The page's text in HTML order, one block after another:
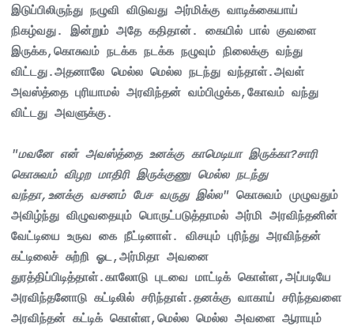
இடுப்பிலிருந்து நழுவி விடுவது அர்மிக்கு வாடிக்கையாய்
நிகழ்வது. இன்றும் அதே கதிதான். கையில் பால் குவளை
இருக்க,கொசுவம் நடக்க நடக்க நழுவும் நிலைக்கு வந்து
விட்டது.அதனாலே மெல்ல மெல்ல நடந்து வந்தாள்.அவள்
அவஸ்த்தை புரியாமல் அரவிந்தன் வம்பிழுக்க,கோவம் வந்து
விட்டது அவளுக்கு.
"மவனே என் அவஸ்த்தை உனக்கு காமெடியா இருக்கா?சாரி
கொசுவம் விழற மாதிரி இருக்குணு மெல்ல நடந்து
வந்தா,உனக்கு வசனம் பேச வருது இல்ல" கொசுவம் முழுவதும்
அவிழ்ந்து விழுவதையும் பொருட்படுத்தாமல் அர்மி அரவிந்தனின்
வேட்டியை உருவ கை நீட்டினாள். விசயும் புரிந்து அரவிந்தன்
கட்டிலைச் சுற்றி ஓட,அர்மிதா அவனை
துரத்திப்பிடித்தாள்.காலோடு புடவை மாட்டிக் கொள்ள,அப்படியே
அரவிந்தனோடு கட்டிலில் சரிந்தாள்.தனக்கு வாகாய் சரிந்தவளை
அரவிந்தன் கட்டிக் கொள்ள,மெல்ல மெல்ல அவளை ஆராயும்